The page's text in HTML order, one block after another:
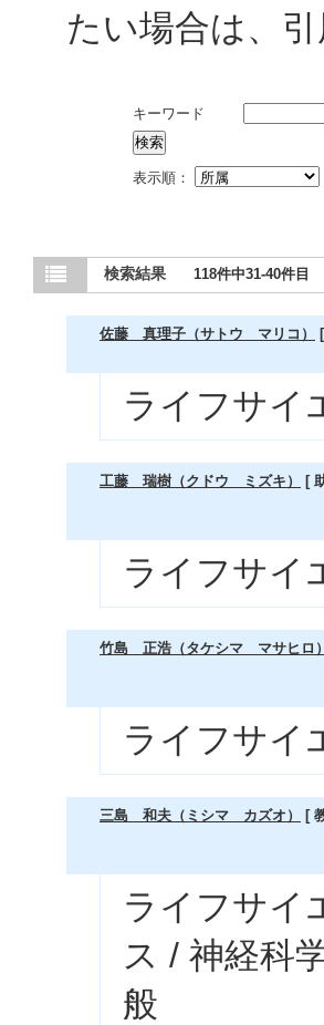
たい場合は、
キーワード
表示順：
検索結果 118件中31-40件目
佐藤 真理子（サトウ マリコ）
ライフサイ
工藤 瑞樹（クドウ ミズキ） [
ライフサイ
竹島 正浩（タケシマ マサヒロ）
ライフサイ
三島 和夫（ミシマ カズオ） [
ライフサイ
ス / 神経科
般